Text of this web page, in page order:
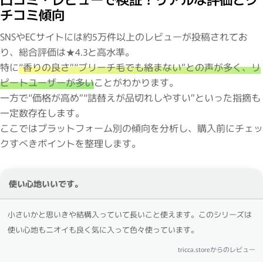
チコミ傾向
SNSやECサイトには約5万件以上のレビューが投稿されてお
り、総合評価は★4.3と高水準。
特に“香りの良さ”“ブリーチ毛でも絡まない”との声が多く、リ
ピートユーザーが多いことがわかります。
一方で“価格が高め”“詰替えが品切れしやすい”といった指摘も
一定数存在します。
ここではプラットフォーム別の傾向を分析し、購入前にチェッ
クすべきポイントを整理します。
使い心地いいです。
小さいかと思いきや結構入っていて長いこと使えます。このシリーズは
使い心地もニオイも良く気に入って色々使っています。
tricca.storeからのレビュー